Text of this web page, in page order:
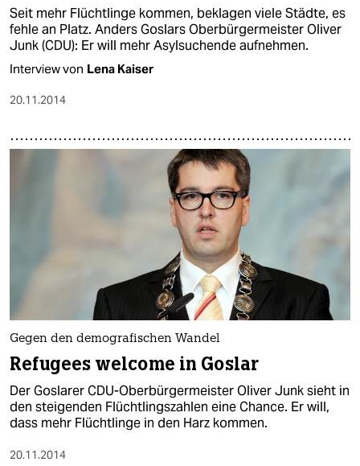
Seit mehr Flüchtlinge kommen, beklagen viele Städte, es
fehle an Platz. Anders Goslars Oberbürgermeister Oliver
Junk (CDU): Er will mehr Asylsuchende aufnehmen.
Interview von Lena Kaiser
20.11.2014
Gegen den demografischen Wandel
Refugees welcome in Goslar
Der Goslarer CDU-Oberbürgermeister Oliver Junk sieht in
den steigenden Flüchtlingszahlen eine Chance. Er will,
dass mehr Flüchtlinge in den Harz kommen.
20.11.2014